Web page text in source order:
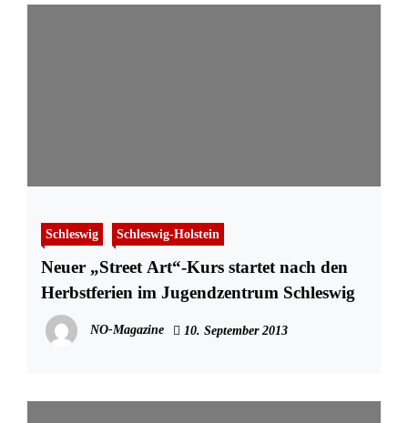
Schleswig Schleswig-Holstein
Neuer „Street Art“-Kurs startet nach den
Herbstferien im Jugendzentrum Schleswig
NO-Magazine 10. September 2013